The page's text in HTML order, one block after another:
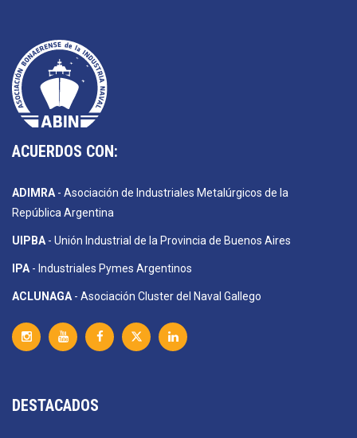
ACUERDOS CON:
ADIMRA - Asociación de Industriales Metalúrgicos de la
República Argentina
UIPBA - Unión Industrial de la Provincia de Buenos Aires
IPA - Industriales Pymes Argentinos
ACLUNAGA - Asociación Cluster del Naval Gallego
DESTACADOS